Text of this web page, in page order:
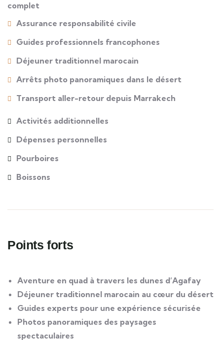
complet
Assurance responsabilité civile
Guides professionnels francophones
Déjeuner traditionnel marocain
Arrêts photo panoramiques dans le désert
Transport aller-retour depuis Marrakech
Activités additionnelles
Dépenses personnelles
Pourboires
Boissons
Points forts
Aventure en quad à travers les dunes d’Agafay
Déjeuner traditionnel marocain au cœur du désert
Guides experts pour une expérience sécurisée
Photos panoramiques des paysages
spectaculaires